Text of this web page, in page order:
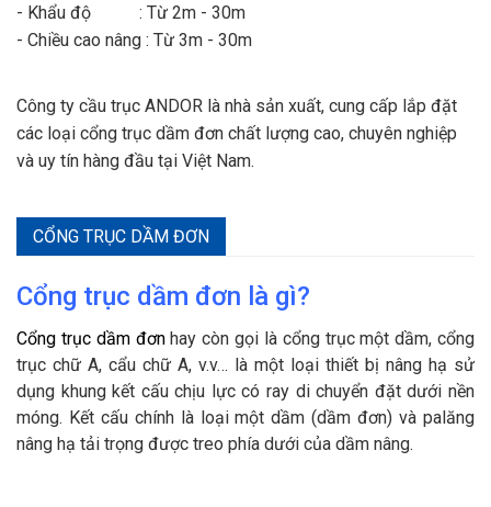
- Khẩu độ : Từ 2m - 30m
- Chiều cao nâng : Từ 3m - 30m
Công ty cầu trục ANDOR là nhà sản xuất, cung cấp lắp đặt
các loại cổng trục dầm đơn chất lượng cao, chuyên nghiệp
và uy tín hàng đầu tại Việt Nam.
CỔNG TRỤC DẦM ĐƠN
Cổng trục dầm đơn là gì?
Cổng trục dầm đơn hay còn gọi là cổng trục một dầm, cổng
trục chữ A, cẩu chữ A, v.v… là một loại thiết bị nâng hạ sử
dụng khung kết cấu chịu lực có ray di chuyển đặt dưới nền
móng. Kết cấu chính là loại một dầm (dầm đơn) và palăng
nâng hạ tải trọng được treo phía dưới của dầm nâng.